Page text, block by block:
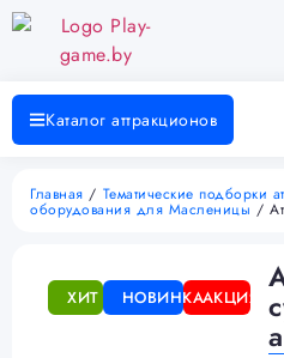
Каталог аттракционов
Главная / Тематические подборки
оборудования для Масленицы /
АКЦИЯ
НОВИНКА
ХИТ